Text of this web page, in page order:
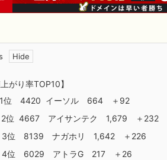
上がり率TOP10】
1位 4420 イーソル 664 ＋92
2位 4667 アイサンテク 1,679 ＋232
3位 8139 ナガホリ 1,642 ＋226
4位 6029 アトラG 217 ＋26